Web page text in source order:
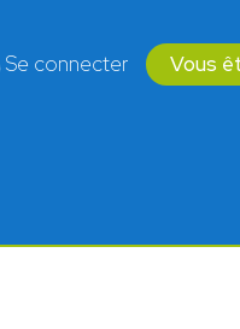
Se connecter Vous